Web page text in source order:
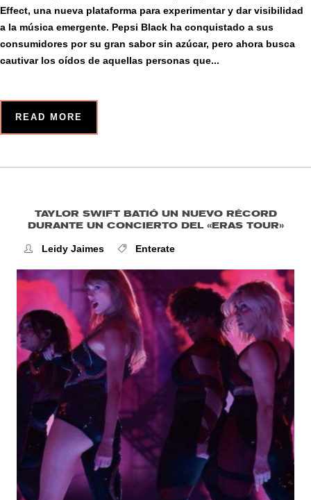
Effect, una nueva plataforma para experimentar y dar visibilidad
a la música emergente. Pepsi Black ha conquistado a sus
consumidores por su gran sabor sin azúcar, pero ahora busca
cautivar los oídos de aquellas personas que...
READ MORE
TAYLOR SWIFT BATIÓ UN NUEVO RÉCORD
DURANTE UN CONCIERTO DEL «ERAS TOUR»
Leidy Jaimes Enterate